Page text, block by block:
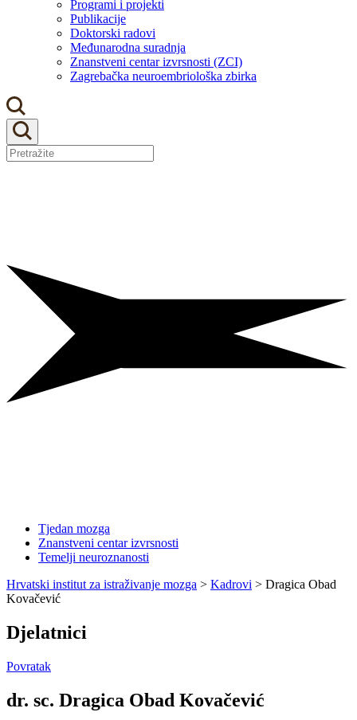
Programi i projekti
Publikacije
Doktorski radovi
Međunarodna suradnja
Znanstveni centar izvrsnosti (ZCI)
Zagrebačka neuroembriološka zbirka
Tjedan mozga
Znanstveni centar izvrsnosti
Temelji neuroznanosti
Hrvatski institut za istraživanje mozga > Kadrovi > Dragica Obad
Kovačević
Djelatnici
Povratak
dr. sc. Dragica Obad Kovačević